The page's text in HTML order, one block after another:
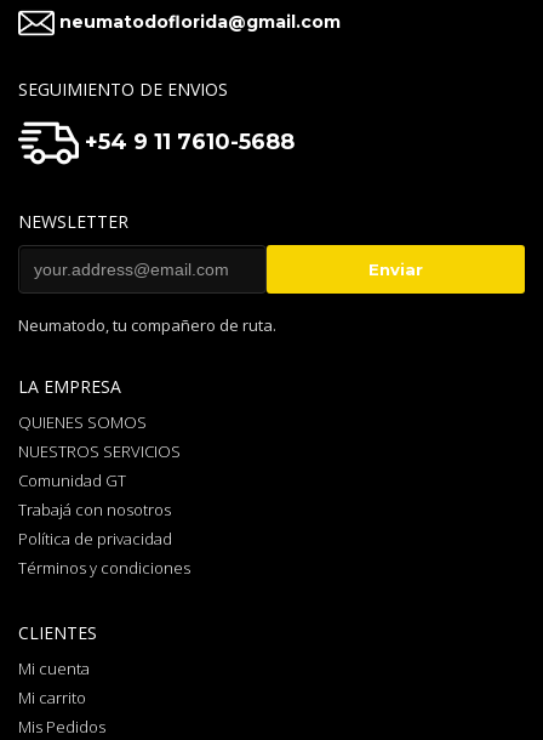
neumatodoflorida@gmail.com
SEGUIMIENTO DE ENVIOS
+54 9 11 7610-5688
NEWSLETTER
Neumatodo, tu compañero de ruta.
LA EMPRESA
QUIENES SOMOS
NUESTROS SERVICIOS
Comunidad GT
Trabajá con nosotros
Política de privacidad
Términos y condiciones
CLIENTES
Mi cuenta
Mi carrito
Mis Pedidos